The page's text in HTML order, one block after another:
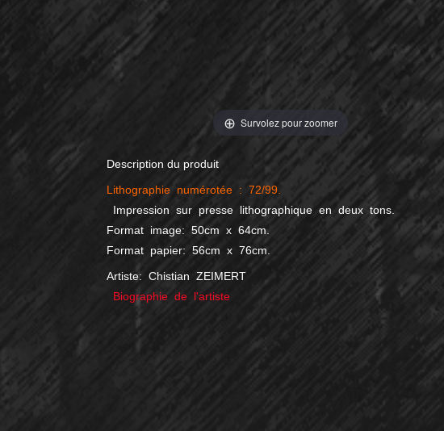
Survolez pour zoomer
Description du produit
Lithographie numérotée : 72/99.
Impression sur presse lithographique en deux tons.
Format image: 50cm x 64cm.
Format papier: 56cm x 76cm.
Artiste: Chistian ZEIMERT
Biographie de l'artiste